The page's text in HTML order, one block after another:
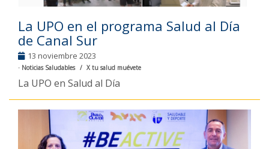
13 noviembre 2023
Noticias Saludables X tu salud muévete
La UPO en el programa Salud al Día
de Canal Sur
La UPO en Salud al Día